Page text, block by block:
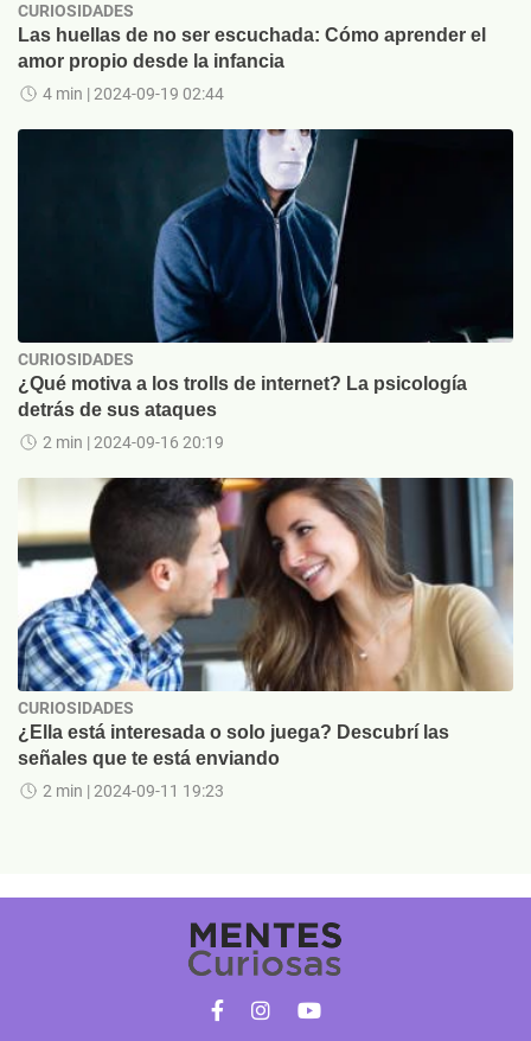
CURIOSIDADES
Las huellas de no ser escuchada: Cómo aprender el
amor propio desde la infancia
4 min | 2024-09-19 02:44
CURIOSIDADES
¿Qué motiva a los trolls de internet? La psicología
detrás de sus ataques
2 min | 2024-09-16 20:19
CURIOSIDADES
¿Ella está interesada o solo juega? Descubrí las
señales que te está enviando
2 min | 2024-09-11 19:23